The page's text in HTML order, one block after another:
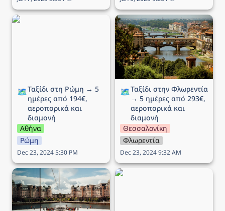
Ταξίδι στη Ρώμη → 5
🗺️Ταξίδι στη Ρώμη → 5
ημέρες από 194€,
αεροπορικά και
διαμονή
Αθήνα
Ρώμη
Dec 23, 2024 5:30 PM
Ταξίδι στην Φλωρεντία →
5 ημέρες από 293€,
αεροπορικά και διαμονή
🗺️Ταξίδι στην Φλωρεντία
→ 5 ημέρες από 293€,
αεροπορικά και
διαμονή
Θεσσαλονίκη
Φλωρεντία
Dec 23, 2024 9:32 AM
Ταξίδι στο Όσλο (25η
Μαρτίου) → 5 ημέρες
από 292€, αεροπορικά
και διαμονή
Ταξίδι στην Μπρατισλάβα